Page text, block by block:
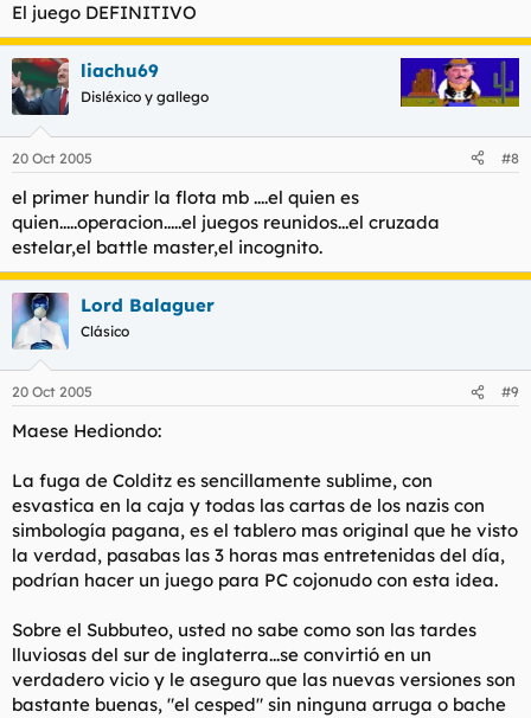
El juego DEFINITIVO
liachu69
Disléxico y gallego
20 Oct 2005 #8
el primer hundir la flota mb ....el quien es
quien.....operacion.....el juegos reunidos...el cruzada
estelar,el battle master,el incognito.
Lord Balaguer
Clásico
20 Oct 2005 #9
Maese Hediondo:
La fuga de Colditz es sencillamente sublime, con
esvastica en la caja y todas las cartas de los nazis con
simbología pagana, es el tablero mas original que he visto
la verdad, pasabas las 3 horas mas entretenidas del día,
podrían hacer un juego para PC cojonudo con esta idea.
Sobre el Subbuteo, usted no sabe como son las tardes
lluviosas del sur de inglaterra...se convirtió en un
verdadero vicio y le aseguro que las nuevas versiones son
bastante buenas, "el cesped" sin ninguna arruga o bache